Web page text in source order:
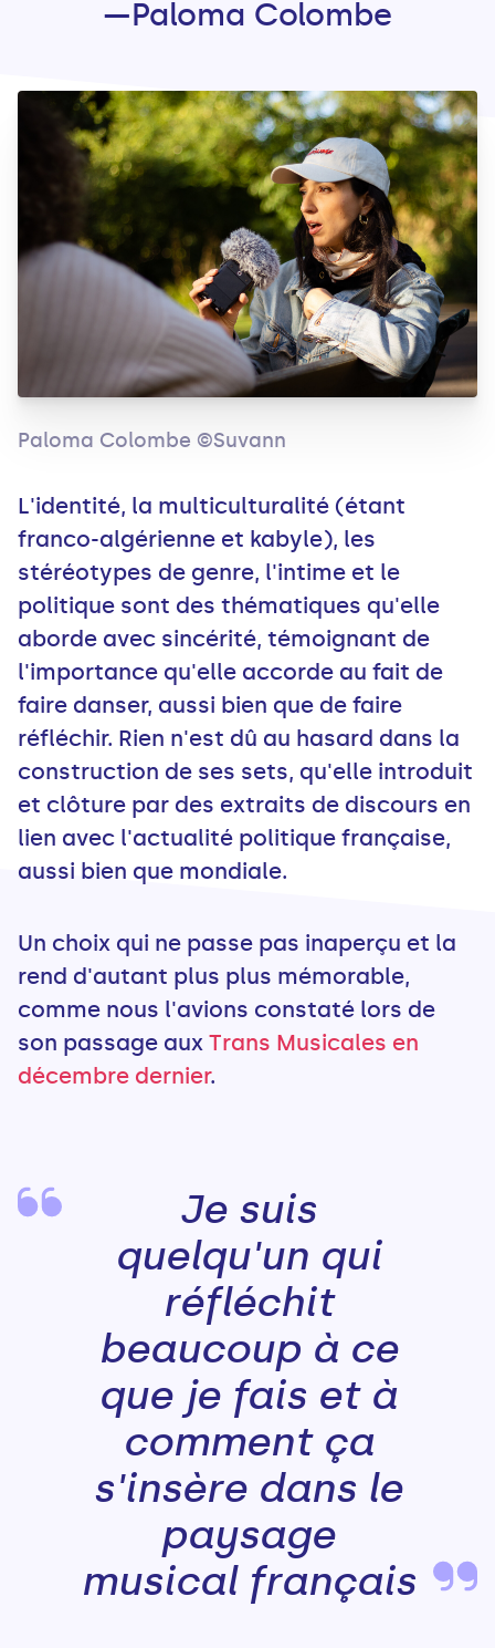
—Paloma Colombe
Paloma Colombe ©Suvann
L'identité, la multiculturalité (étant
franco-algérienne et kabyle), les
stéréotypes de genre, l'intime et le
politique sont des thématiques qu'elle
aborde avec sincérité, témoignant de
l'importance qu'elle accorde au fait de
faire danser, aussi bien que de faire
réfléchir. Rien n'est dû au hasard dans la
construction de ses sets, qu'elle introduit
et clôture par des extraits de discours en
lien avec l'actualité politique française,
aussi bien que mondiale.
Un choix qui ne passe pas inaperçu et la
rend d'autant plus plus mémorable,
comme nous l'avions constaté lors de
son passage aux Trans Musicales en
décembre dernier.
Je suis
quelqu'un qui
réfléchit
beaucoup à ce
que je fais et à
comment ça
s'insère dans le
paysage
musical français